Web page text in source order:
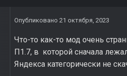
Опубликовано 21 октября, 2023
Что-то как-то мод очень
П1.7, в которой сначала
Яндекса категорически не